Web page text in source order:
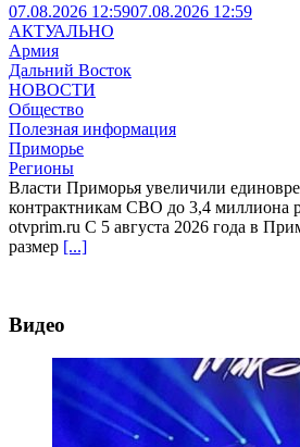
07.08.2026 12:5907.08.2026 12:59
АКТУАЛЬНО
Армия
Дальний Восток
НОВОСТИ
Общество
Полезная информация
Приморье
Регионы
Власти Приморья увеличили
контрактникам СВО до 3,4 миллиона
otvprim.ru С 5 августа 2026 года в
размер [...]
Видео